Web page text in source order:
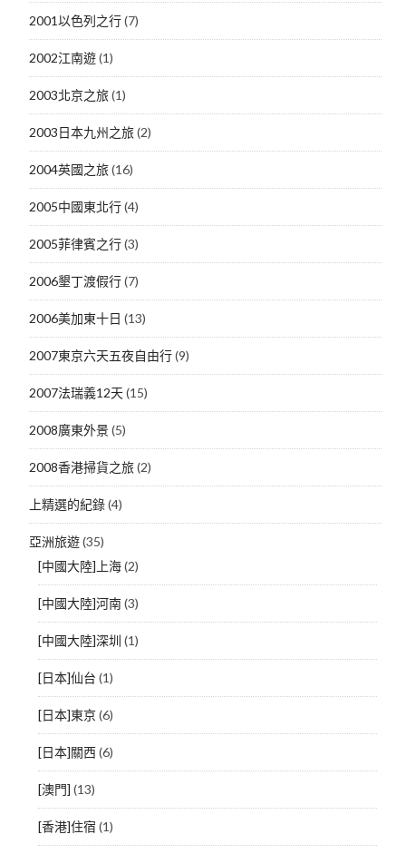
2001以色列之行(7)
2002江南遊(1)
2003北京之旅(1)
2003日本九州之旅(2)
2004英國之旅(16)
2005中國東北行(4)
2005菲律賓之行(3)
2006墾丁渡假行(7)
2006美加東十日 (13)
2007東京六天五夜自由行(9)
2007法瑞義12天(15)
2008廣東外景(5)
2008香港掃貨之旅(2)
上精選的紀錄(4)
亞洲旅遊(35)
[中國大陸]上海(2)
[中國大陸]河南(3)
[中國大陸]深圳 (1)
[日本]仙台 (1)
[日本]東京(6)
[日本]關西(6)
[澳門] (13)
[香港]住宿 (1)